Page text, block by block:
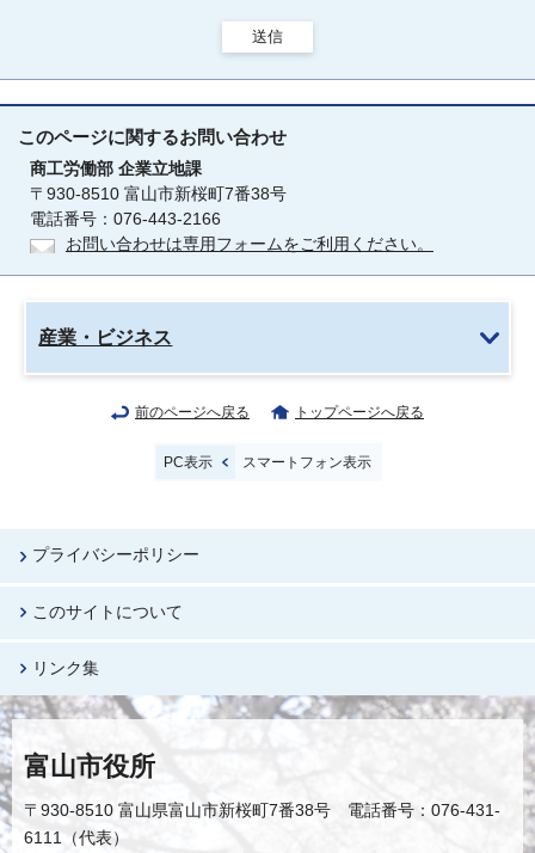
送信
このページに関するお問い合わせ
商工労働部 企業立地課
〒930-8510 富山市新桜町7番38号
電話番号：076-443-2166
お問い合わせは専用フォームをご利用ください。
産業・ビジネス
前のページへ戻る トップページへ戻る
PC表示 スマートフォン表示
プライバシーポリシー
このサイトについて
リンク集
富山市役所
〒930-8510 富山県富山市新桜町7番38号 電話番号：076-431-
6111（代表）